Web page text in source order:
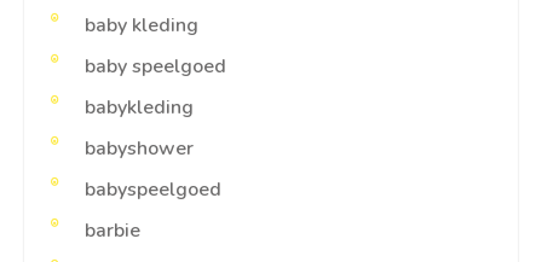
baby kleding
baby speelgoed
babykleding
babyshower
babyspeelgoed
barbie